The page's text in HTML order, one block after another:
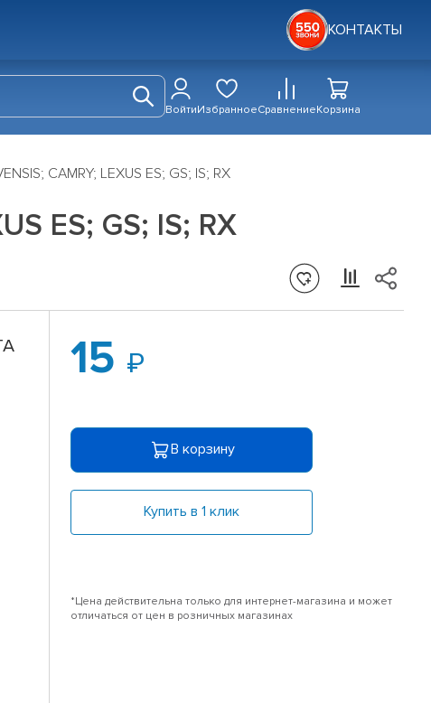
КОНТАКТЫ
ВойтиИзбранноеСравнениеКорзина
CAMRY; LEXUS ES; GS; IS; RX
ES; GS; IS; RX
15
В корзину
Купить в 1 клик
*Цена действительна только для интернет-магазина и может
отличаться от цен в розничных магазинах